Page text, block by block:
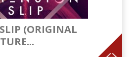
(ORIGINAL